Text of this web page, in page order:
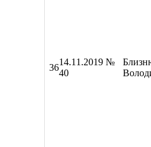
36
14.11.2019 №
40